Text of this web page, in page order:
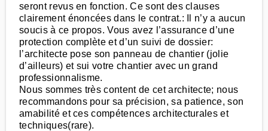
seront revus en fonction. Ce sont des clauses
clairement énoncées dans le contrat.: Il n’y a aucun
soucis à ce propos. Vous avez l’assurance d’une
protection complète et d’un suivi de dossier:
l’architecte pose son panneau de chantier (jolie
d’ailleurs) et sui votre chantier avec un grand
professionnalisme.
Nous sommes très content de cet architecte; nous
recommandons pour sa précision, sa patience, son
amabilité et ces compétences architecturales et
techniques(rare).